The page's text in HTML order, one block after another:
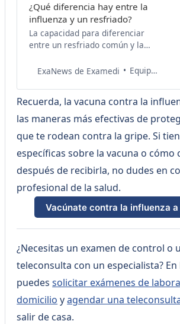
¿Qué diferencia hay entre la
influenza y un resfriado?
La capacidad para diferenciar
entre un resfriado común y la
tomar medidas de cuidado
también para prevenir la
propagación de enfermedades,
especialmente durante los picos
Vacúnate contra la influenza5
mitos sobre el resfriado que
debes conocerQueremos que
tengas
ExaNews de Examedi Equipo de Salud Examedi
Recuerda, la vacuna contra la
las maneras más efectivas de
que te rodean contra la gripe. Si
específicas sobre la vacuna o cómo
después de recibirla, no dudes en
profesional de la salud.
Vacúnate contra la influenza
¿Necesitas un examen de control o
teleconsulta con un especialista? En
puedessolicitar exámenes de
domicilio yagendar una
salir de casa.